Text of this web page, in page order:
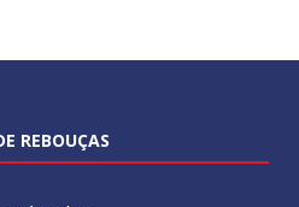
REBOUÇAS